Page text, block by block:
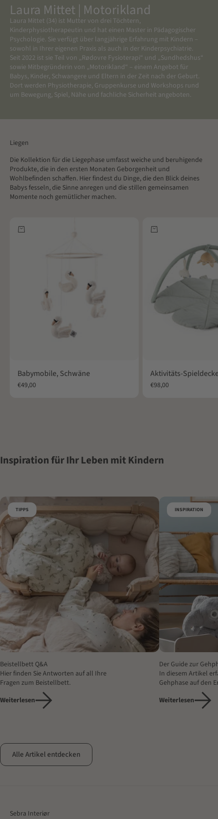
Laura Mittet | Motorikland
Laura Mittet (34) ist Mutter von drei Töchtern,
Kinderphysiotherapeutin und hat einen Master in Pädagogischer
Psychologie. Sie verfügt über langjährige Erfahrung mit Kindern –
sowohl in Ihrer eigenen Praxis als auch in der Kinderpsychiatrie.
Seit 2022 ist sie Teil von „Rødovre Fysioterapi“ und „Sundhedshus“
sowie Mitbegründerin von „Motorikland“ – einem Angebot für
Babys, Kinder, Schwangere und Eltern in der Zeit nach der Geburt.
Dort werden Physiotherapie, Gruppenkurse und Workshops rund
um Bewegung, Spiel, Nähe und fachliche Sicherheit angeboten.
Liegen
Die Kollektion für die Liegephase umfasst weiche und beruhigende
Produkte, die in den ersten Monaten Geborgenheit und
Wohlbefinden schaffen. Hier findest du Dinge, die den Blick deines
Babys fesseln, die Sinne anregen und die stillen gemeinsamen
Momente noch gemütlicher machen.
In den Warenkorb
Babymobile, Schwäne
Angebot
€49,00
In den Warenkorb
Aktivitäts-
Angebot
€98,00
Inspiration für Ihr Leben mit Kindern
TIPPS
Beistellbett Q&A
Hier finden Sie Antworten auf all Ihre
Fragen zum Beistellbett.
Weiterlesen
INSPIRATION
Der Guide zur
In diesem Artikel
Gehphase auf den
Krabbelphase
Baby mit
unterstützen
Weiterlesen
Alle Artikel entdecken
Sebra Interiør